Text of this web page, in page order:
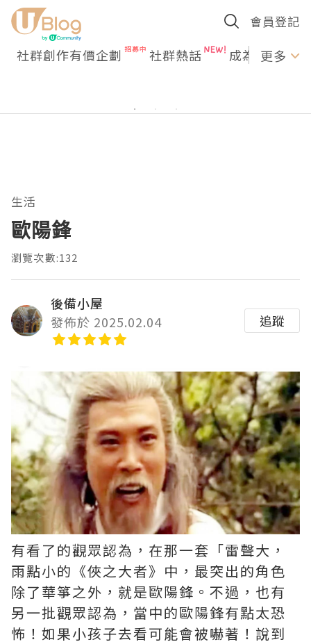
會員登記
社群創作有價企劃 社群熱話 成為U更多
生活
歐陽鋒
瀏覽次數:132
後備小屋
發佈於 2025.02.04
追蹤
有看了的觀眾認為，在那一套「雷聲大，
雨點小的《俠之大者》中，最突出的角色
除了華箏之外，就是歐陽鋒。不過，也有
另一批觀眾認為，當中的歐陽鋒有點太恐
怖！如果小孩子去看可能會被嚇著！說到